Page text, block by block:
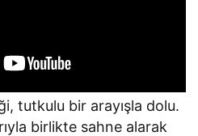
tutkulu bir arayışla dolu.
birlikte sahne alarak